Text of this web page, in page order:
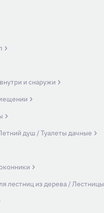
и снаружи
душ / Туалеты дачные
лестниц из дерева / Лестницы